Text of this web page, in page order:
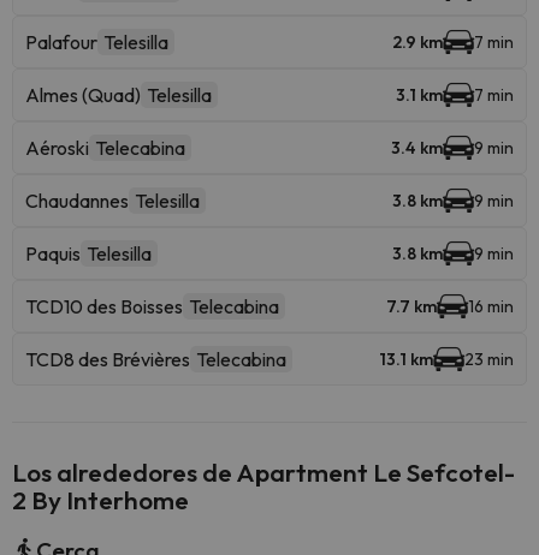
Palafour Telesilla 2.9 km 7 min
Almes (Quad) Telesilla 3.1 km 7 min
Aéroski Telecabina 3.4 km 9 min
Chaudannes Telesilla 3.8 km 9 min
Paquis Telesilla 3.8 km 9 min
TCD10 des Boisses Telecabina 7.7 km 16 min
TCD8 des Brévières Telecabina 13.1 km 23 min
Los alrededores de Apartment Le Sefcotel-
2 By Interhome